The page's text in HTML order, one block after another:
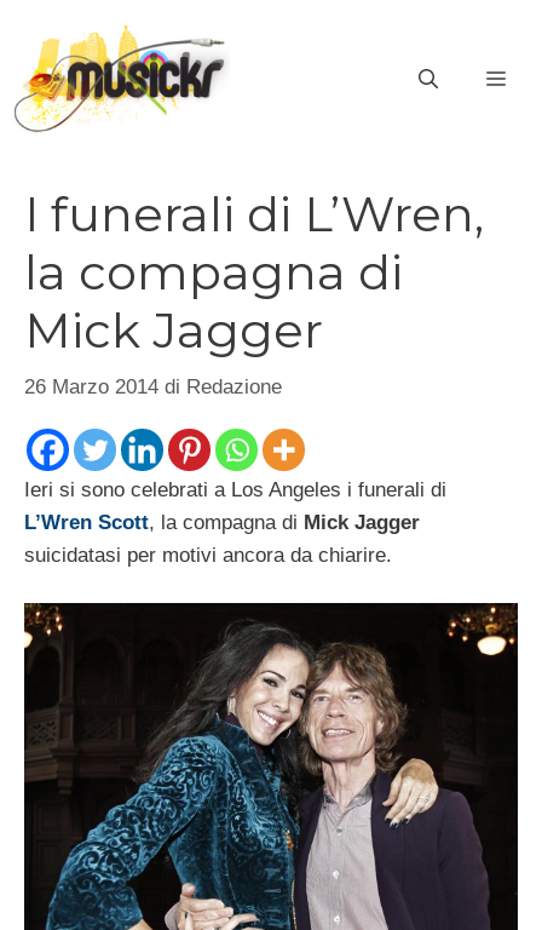
contenuto
I funerali di L’Wren,
la compagna di
Mick Jagger
26 Marzo 2014 di Redazione
Ieri si sono celebrati a Los Angeles i funerali di
L’Wren Scott, la compagna di Mick Jagger
suicidatasi per motivi ancora da chiarire.